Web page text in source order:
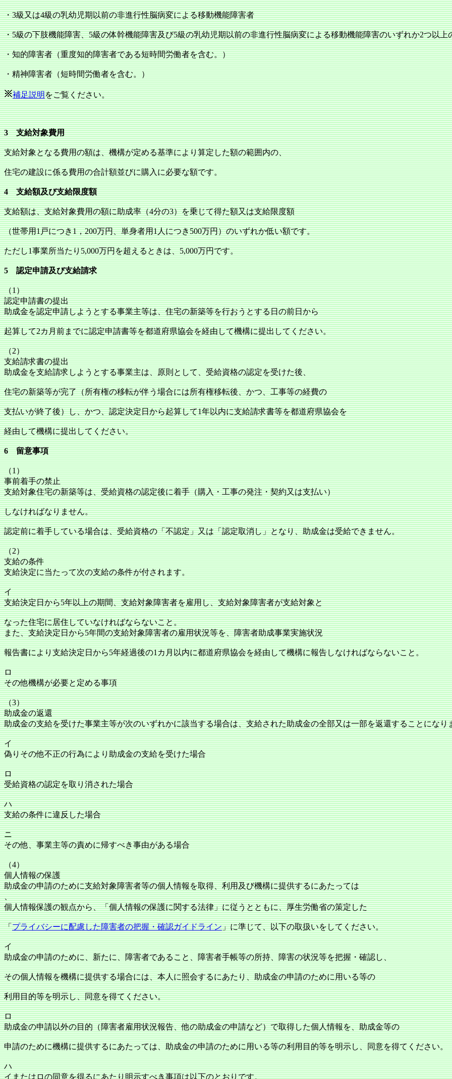
・3級又は4級の乳幼児期以前の非進行性脳病変による移動機能障害者
・5級の下肢機能障害、5級の体幹機能障害及び5級の乳幼児期以前の非進行性脳病変による移動機能障害のいずれか2つ以上
・知的障害者（重度知的障害者である短時間労働者を含む。）
・精神障害者（短時間労働者を含む。）
補足説明をご覧ください。
3 支給対象費用
支給対象となる費用の額は、機構が定める基準により算定した額の範囲内の、
住宅の建設に係る費用の合計額並びに購入に必要な額です。
4 支給額及び支給限度額
支給額は、支給対象費用の額に助成率（4分の3）を乗じて得た額又は支給限度額
（世帯用1戸につき1，200万円、単身者用1人につき500万円）のいずれか低い額です。
ただし1事業所当たり5,000万円を超えるときは、5,000万円です。
5 認定申請及び支給請求
（1）
認定申請書の提出
助成金を認定申請しようとする事業主等は、住宅の新築等を行おうとする日の前日から
起算して2カ月前までに認定申請書等を都道府県協会を経由して機構に提出してください。
（2）
支給請求書の提出
助成金を支給請求しようとする事業主は、原則として、受給資格の認定を受けた後、
住宅の新築等が完了（所有権の移転が伴う場合には所有権移転後、かつ、工事等の経費の
支払いが終了後）し、かつ、認定決定日から起算して1年以内に支給請求書等を都道府県協会を
経由して機構に提出してください。
6 留意事項
（1）
事前着手の禁止
支給対象住宅の新築等は、受給資格の認定後に着手（購入・工事の発注・契約又は支払い）
しなければなりません。
認定前に着手している場合は、受給資格の「不認定」又は「認定取消し」となり、助成金は受給できません。
（2）
支給の条件
支給決定に当たって次の支給の条件が付されます。
イ
支給決定日から5年以上の期間、支給対象障害者を雇用し、支給対象障害者が支給対象と
なった住宅に居住していなければならないこと。
また、支給決定日から5年間の支給対象障害者の雇用状況等を、障害者助成事業実施状況
報告書により支給決定日から5年経過後の1カ月以内に都道府県協会を経由して機構に報告しなければならないこと。
ロ
その他機構が必要と定める事項
（3）
助成金の返還
助成金の支給を受けた事業主等が次のいずれかに該当する場合は、支給された助成金の全部又は一部を返還することになり
イ
偽りその他不正の行為により助成金の支給を受けた場合
ロ
受給資格の認定を取り消された場合
ハ
支給の条件に違反した場合
ニ
その他、事業主等の責めに帰すべき事由がある場合
（4）
個人情報の保護
助成金の申請のために支給対象障害者等の個人情報を取得、利用及び機構に提供するにあたっては
、
個人情報保護の観点から、「個人情報の保護に関する法律」に従うとともに、厚生労働省の策定した
「プライバシーに配慮した障害者の把握・確認ガイドライン」に準じて、以下の取扱いをしてください。
イ
助成金の申請のために、新たに、障害者であること、障害者手帳等の所持、障害の状況等を把握・確認し、
その個人情報を機構に提供する場合には、本人に照会するにあたり、助成金の申請のために用いる等の
利用目的等を明示し、同意を得てください。
ロ
助成金の申請以外の目的（障害者雇用状況報告、他の助成金の申請など）で取得した個人情報を、助成金等の
申請のために機構に提供するにあたっては、助成金の申請のために用いる等の利用目的等を明示し、同意を得てください。
ハ
イまたはロの同意を得るにあたり明示すべき事項は以下のとおりです。